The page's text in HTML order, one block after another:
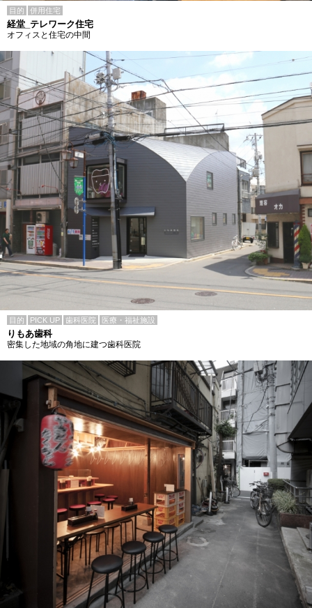
目的 併用住宅
経堂_テレワーク住宅
オフィスと住宅の中間
目的 PICK UP 歯科医院 医療・福祉施設
りもあ歯科
密集した地域の角地に建つ歯科医院